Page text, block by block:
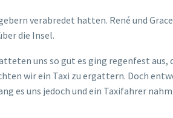
verabredet hatten. René und
die Insel.
uns so gut es ging regenfest aus,
wir ein Taxi zu ergattern. Doch
es uns jedoch und ein Taxifahrer